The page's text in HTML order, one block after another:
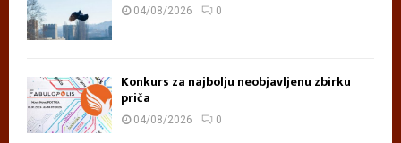
04/08/2026 0
Konkurs za najbolju neobjavljenu zbirku
priča
04/08/2026 0